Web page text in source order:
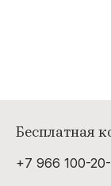
Бесплатная
+7 966 100-